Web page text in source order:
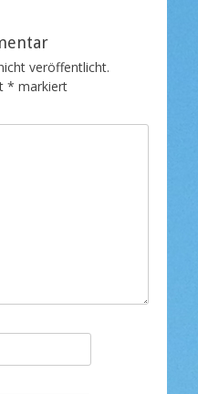
veröffentlicht.
* markiert